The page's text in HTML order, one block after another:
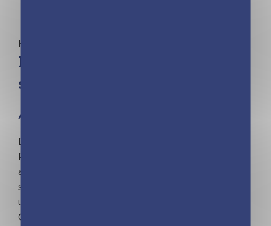
Harry Potter
Harry Potter – Mon journal
secret (avec encre invisible)
À partir de 6 ans
Dans ce journal intime aux couleurs d'Harry
Potter, tes secrets seront bien gardés ! Grâce
au stylo à encre invisible, écris tes messages
secrets et tes confidences, laisse sécher et
utilise la lampe pour révéler le texte. Magique !
Ce journal contient de jolies pages illustrées